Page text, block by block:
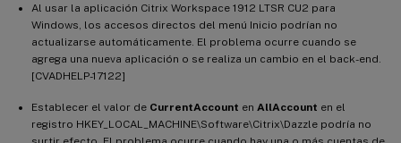
Al usar la aplicación Citrix Workspace 1912 LTSR CU2 para
Windows, los accesos directos del menú Inicio podrían no
actualizarse automáticamente. El problema ocurre cuando se
agrega una nueva aplicación o se realiza un cambio en el back-end.
[CVADHELP-17122]
Establecer el valor de CurrentAccount en AllAccount en el
registro HKEY_LOCAL_MACHINE\Software\Citrix\Dazzle podría no